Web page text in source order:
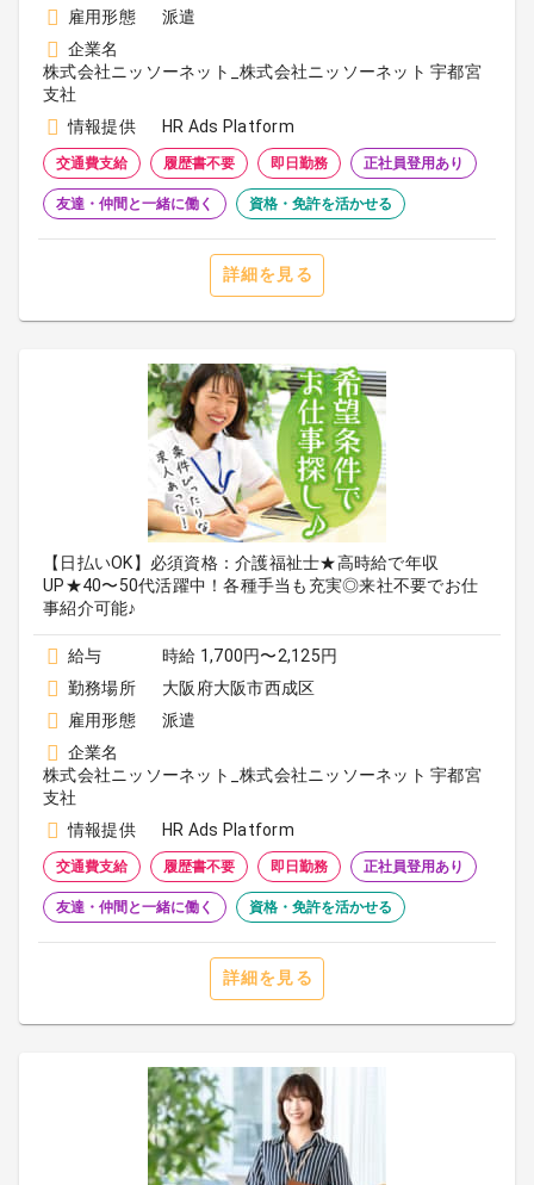
雇用形態
派遣
企業名
株式会社ニッソーネット_株式会社ニッソーネット 宇都宮
支社
情報提供
HR Ads Platform
交通費支給 履歴書不要 即日勤務 正社員登用あり
友達・仲間と一緒に働く 資格・免許を活かせる
詳細を見る
【日払いOK】必須資格：介護福祉士★高時給で年収
UP★40〜50代活躍中！各種手当も充実◎来社不要でお仕
事紹介可能♪
給与
時給 1,700円〜2,125円
勤務場所
大阪府大阪市西成区
雇用形態
派遣
企業名
株式会社ニッソーネット_株式会社ニッソーネット 宇都宮
支社
情報提供
HR Ads Platform
交通費支給 履歴書不要 即日勤務 正社員登用あり
友達・仲間と一緒に働く 資格・免許を活かせる
詳細を見る